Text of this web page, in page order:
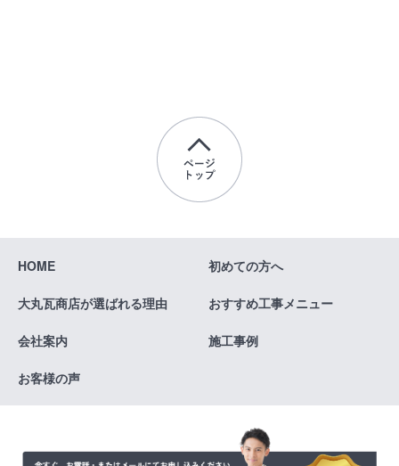
HOME 初めての方へ
大丸瓦商店が選ばれる理由 おすすめ工事メニュー
会社案内 施工事例
お客様の声